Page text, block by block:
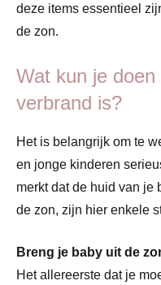
deze items essentieel
de zon.
Wat kun je
verbrand is?
Het is belangrijk om te
en jonge kinderen
merkt dat de huid van je
de zon, zijn hier enkele
Breng je baby uit de
Het allereerste dat je